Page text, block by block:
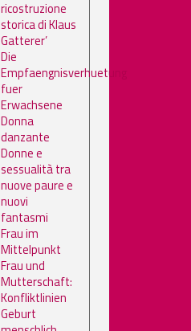
ricostruzione
storica di Klaus
Gatterer’
Die
Empfaengnisverhuetung
fuer
Erwachsene
Donna
danzante
Donne e
sessualità tra
nuove paure e
nuovi
fantasmi
Frau im
Mittelpunkt
Frau und
Mutterschaft:
Konfliktlinien
Geburt